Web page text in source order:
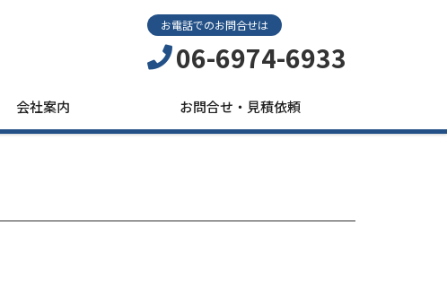
お電話でのお問合せは
06-6974-6933
会社案内 お問合せ・見積依頼